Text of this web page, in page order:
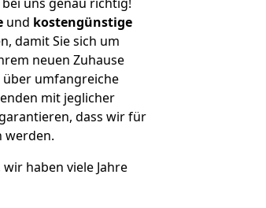
und kostengünstige
damit Sie sich um
neuen Zuhause
umfangreiche
mit jeglicher
dass wir für
werden.
haben viele Jahre